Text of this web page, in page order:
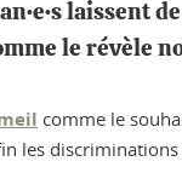
laissent
le révèle
comme le
les